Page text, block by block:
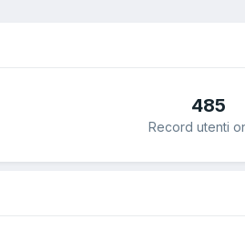
485
Record utenti